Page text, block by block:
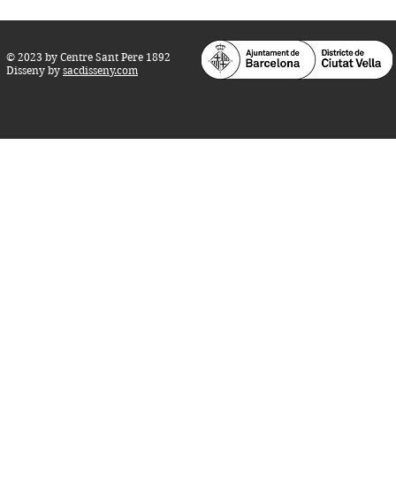
© 2023 by Centre Sant Pere 1892
Disseny by sacdisseny.com